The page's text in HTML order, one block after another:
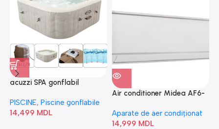
acuzzi SPA gonflabil
Bubble” 28446
PISCINE, Piscine gonflabile
14,499 MDL
Air conditioner Midea AF6-
Aparate de aer condiționat
14,999 MDL